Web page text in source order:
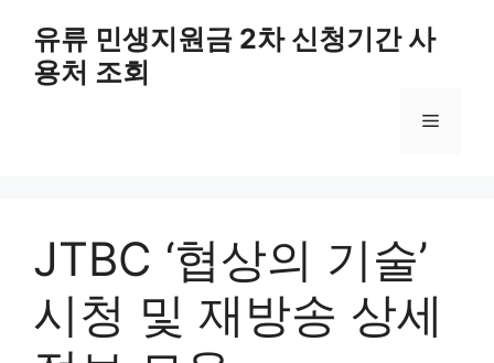
유류 민생지원금 2차 신청기간 사
용처 조회
메
JTBC ‘협상의 기술’
시청 및 재방송 상세